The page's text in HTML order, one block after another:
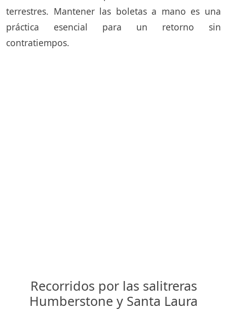
terrestres. Mantener las boletas a mano es una
práctica esencial para un retorno sin
contratiempos.
Recorridos por las salitreras
Humberstone y Santa Laura